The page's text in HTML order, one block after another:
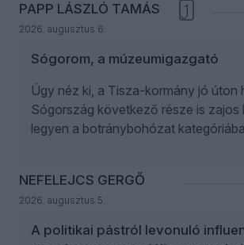
PAPP LÁSZLÓ TAMÁS
2026. augusztus 6.
1
Sógorom, a múzeumigazgató
Úgy néz ki, a Tisza-kormány jó úton
Sógország következő része is zajos
legyen a botránybohózat
NEFELEJCS GERGŐ
2026. augusztus 5.
A politikai pástról levonuló